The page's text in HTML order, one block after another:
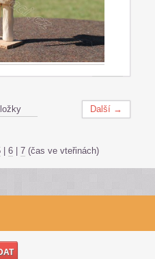
Další →
6 7 (čas ve vteřinách)